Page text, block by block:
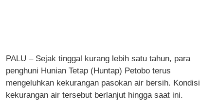
PALU – Sejak tinggal kurang lebih satu tahun, para
penghuni Hunian Tetap (Huntap) Petobo terus
mengeluhkan kekurangan pasokan air bersih. Kondisi
kekurangan air tersebut berlanjut hingga saat ini.